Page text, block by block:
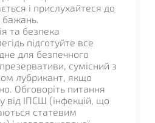
і прислухайтеся до
бажань.
та безпека
підготуйте все
для безпечного
сумісний з
лубрикант, якщо
Обговоріть питання
від ІПСШ (інфекцій, що
статевим